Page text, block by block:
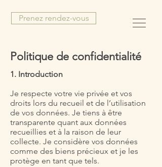
Prenez rendez-vous
Politique de confidentialité
1. Introduction
Je respecte votre vie privée et vos
droits lors du recueil et de l’utilisation
de vos données. Je tiens à être
transparente quant aux données
recueillies et à la raison de leur
collecte. Je considère vos données
comme des biens précieux et je les
protège en tant que tels.